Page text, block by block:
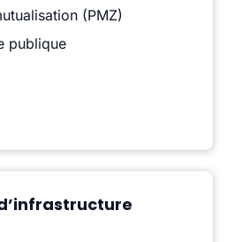
(PMZ)
publique